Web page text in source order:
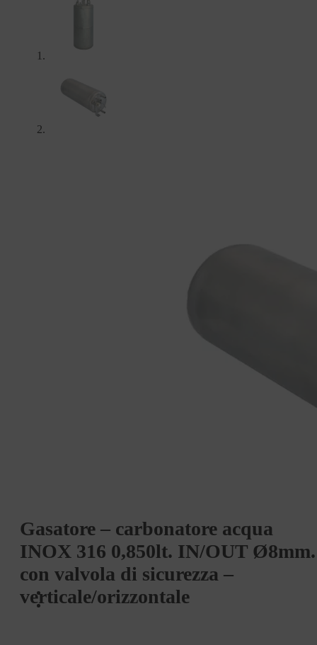
Gasatore – carbonatore acqua
INOX 316 0,850lt. IN/OUT Ø8mm.
con valvola di sicurezza –
verticale/orizzontale